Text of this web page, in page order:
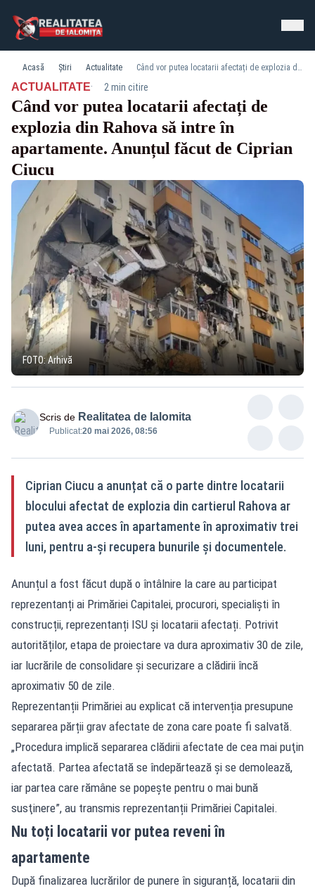
Acasă Știri Actualitate Când vor putea locatarii afectați de explozia din Rahova să intre în apartamente. Anunțul făcut de Ciprian Ciucu
ACTUALITATE· 2 min citire
Când vor putea locatarii afectați de
explozia din Rahova să intre în
apartamente. Anunțul făcut de Ciprian
Ciucu
FOTO: Arhivă
Scris de Realitatea de Ialomita
Publicat:20 mai 2026, 08:56
Ciprian Ciucu a anunțat că o parte dintre locatarii
blocului afectat de explozia din cartierul Rahova ar
putea avea acces în apartamente în aproximativ trei
luni, pentru a-și recupera bunurile și documentele.
Anunțul a fost făcut după o întâlnire la care au participat
reprezentanți ai Primăriei Capitalei, procurori, specialiști în
construcții, reprezentanți ISU și locatarii afectați. Potrivit
autorităților, etapa de proiectare va dura aproximativ 30 de zile,
iar lucrările de consolidare și securizare a clădirii încă
aproximativ 50 de zile.
Reprezentanții Primăriei au explicat că intervenția presupune
separarea părții grav afectate de zona care poate fi salvată.
„Procedura implică separarea clădirii afectate de cea mai puţin
afectată. Partea afectată se îndepărtează şi se demolează,
iar partea care rămâne se popeşte pentru o mai bună
susţinere”, au transmis reprezentanții Primăriei Capitalei.
Nu toți locatarii vor putea reveni în
apartamente
După finalizarea lucrărilor de punere în siguranță, locatarii din